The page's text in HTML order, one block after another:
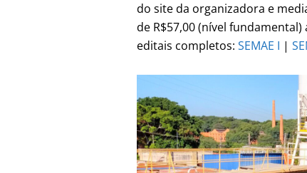
do site da organizadora e
de R$57,00 (nível
editais completos: SEMAE I |